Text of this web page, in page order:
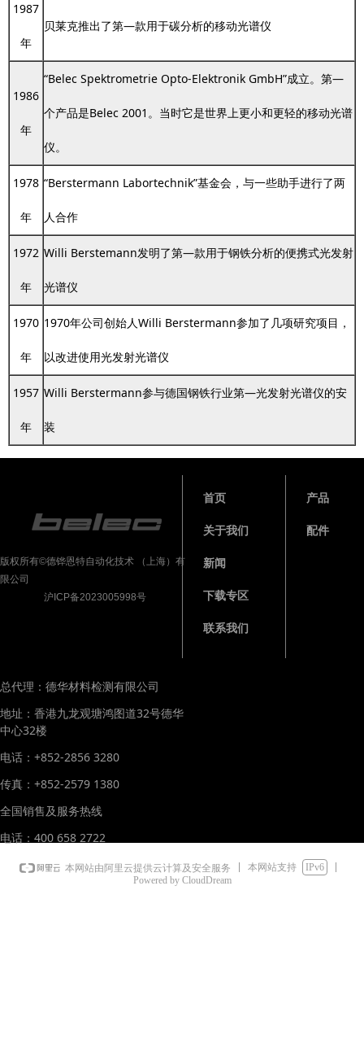
1987
年
贝莱克推出了第—款用于碳分析的移动光谱仪
1986
年
“Belec Spektrometrie Opto-Elektronik GmbH”成立。第—
个产品是Belec 2001。当时它是世界上更小和更轻的移动光谱
仪。
1978
年
“Berstermann Labortechnik”基金会，与一些助手进行了两
人合作
1972
年
Willi Berstemann发明了第—款用于钢铁分析的便携式光发射
光谱仪
1970
年
1970年公司创始人Willi Berstermann参加了几项研究项目，
以改进使用光发射光谱仪
1957
年
Willi Berstermann参与德国钢铁行业第—光发射光谱仪的安
装
版权所有©德铧恩特自动化技术 （上海）有
限公司
沪ICP备2023005998号
首页
关于我们
新闻
下载专区
联系我们
产品
配件
总代理：德华材料检测有限公司
地址：香港九龙观塘鸿图道32号德华
中心32楼
电话：+852-2856 3280
传真：+852-2579 1380
全国销售及服务热线
电话：400 658 2722
本网站由阿里云提供云计算及安全服务 本网站支持
IPv6
Powered by CloudDream